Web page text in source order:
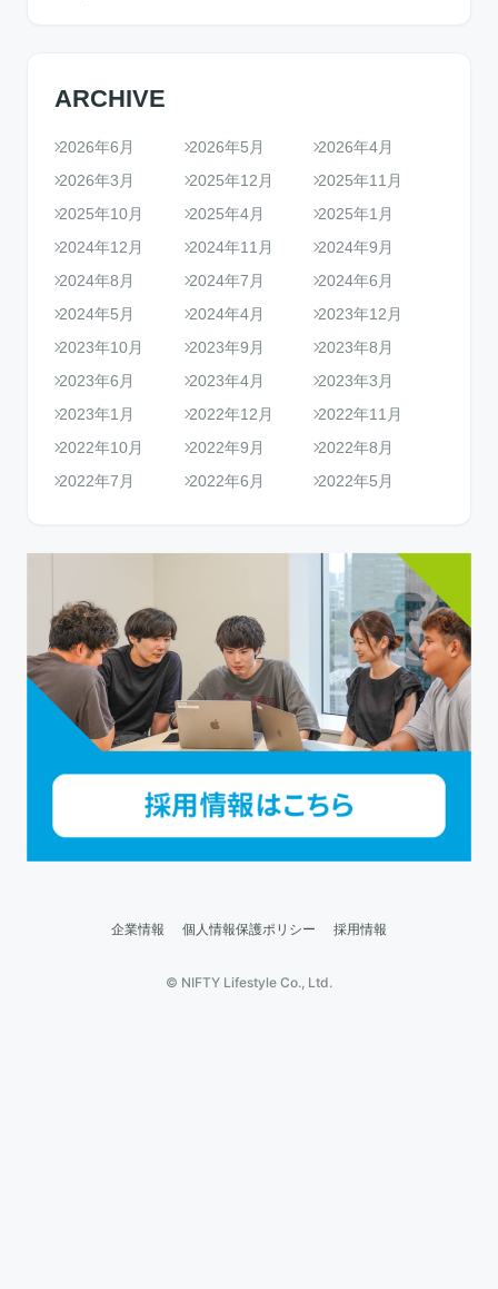
ARCHIVE
2026年6月 2026年5月
2026年4月
2026年3月
2025年12月
2025年11月
2025年10月
2025年4月
2025年1月
2024年12月
2024年11月
2024年9月
2024年8月
2024年7月
2024年6月
2024年5月
2024年4月
2023年12月
2023年10月
2023年9月
2023年8月
2023年6月
2023年4月
2023年3月
2023年1月
2022年12月
2022年11月
2022年10月
2022年9月
2022年8月
2022年7月
2022年6月 2022年5月
企業情報 個人情報保護ポリシー 採用情報
© NIFTY Lifestyle Co., Ltd.